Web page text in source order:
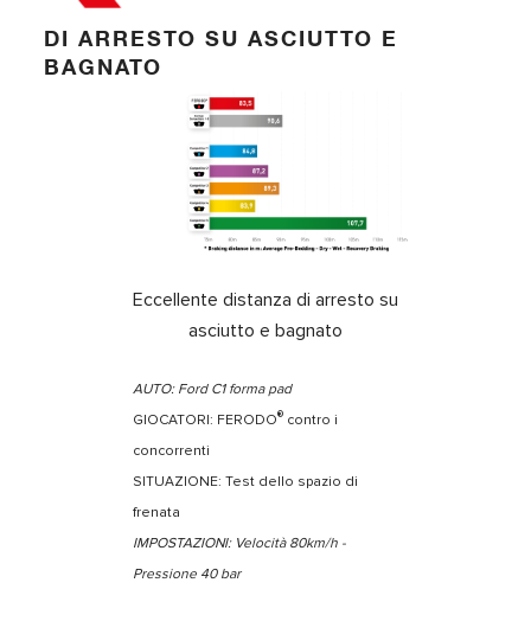
DI ARRESTO SU ASCIUTTO E
BAGNATO
Eccellente distanza di arresto su
asciutto e bagnato
AUTO: Ford C1 forma pad
GIOCATORI: FERODO® contro i
concorrenti
SITUAZIONE: Test dello spazio di
frenata
IMPOSTAZIONI: Velocità 80km/h -
Pressione 40 bar